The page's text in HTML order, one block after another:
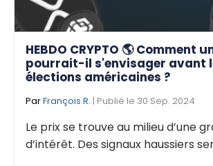
HEBDO CRYPTO 🌎 Comment
pourrait-il s'envisager avant
élections américaines ?
ParFrançois R. | Publié le 30 Sep. 2024
Le prix se trouve au milieu d’une
d’intérêt. Des signaux haussiers